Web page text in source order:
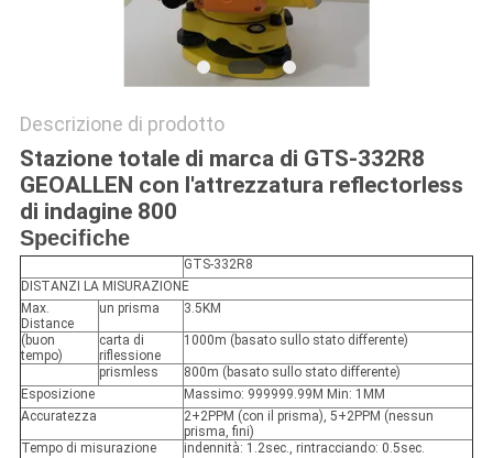
Descrizione di prodotto
Stazione totale di marca di GTS-332R8
GEOALLEN con l'attrezzatura reflectorless
di indagine 800
Specifiche
GTS-332R8
DISTANZI LA MISURAZIONE
Max.
Distance
un prisma 3.5KM
(buon
tempo)
carta di
riflessione
1000m (basato sullo stato differente)
prismless
800m (basato sullo stato differente)
Esposizione
Massimo: 999999.99M Min: 1MM
Accuratezza
2+2PPM (con il prisma), 5+2PPM (nessun
prisma, fini)
Tempo di misurazione
indennità: 1.2sec., rintracciando: 0.5sec.